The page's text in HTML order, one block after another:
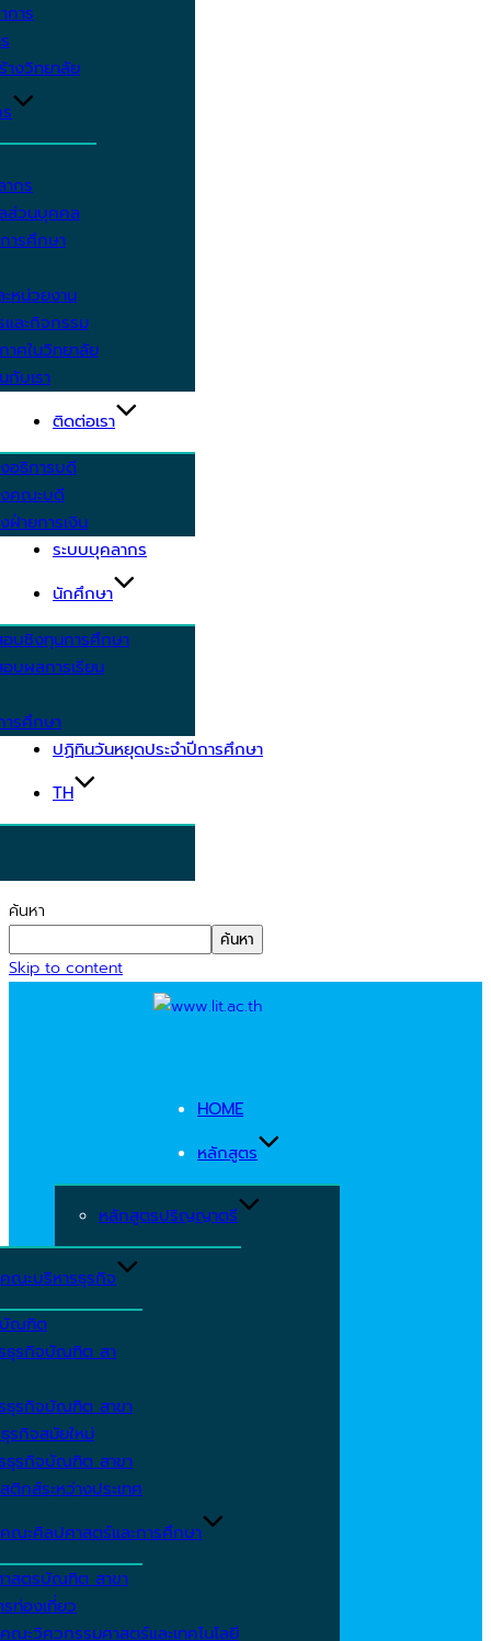
การ
างวิทยาลัย
กร
ส่วนบุคคล
ารศึกษา
หน่วยงาน
และกิจกรรม
าศในวิทยาลัย
กับเรา
ติดต่อเรา
อธิการบดี
คณะบดี
ฝ่ายการเงิน
ระบบบุคลากร
นักศึกษา
บชิงทุนการศึกษา
บผลการเรียน
รศึกษา
ปฏิทินวันหยุดประจำปีการศึกษา
TH
ค้นหา
ค้นหา
Skip to content
HOME
หลักสูตร
หลักสูตรปริญญาตรี
คณะบริหารธุรกิจ
ณฑิต
ธุรกิจบัณฑิต สา
ธุรกิจบัณฑิต สาขา
รกิจสมัยใหม่
ธุรกิจบัณฑิต สาขา
ติกส์ระหว่างประเทศ
คณะศิลปศาสตร์และการศึกษา
สตรบัณฑิต สาขา
ท่องเที่ยว
คณะวิศวกรรมศาสตร์และเทคโนโลยี